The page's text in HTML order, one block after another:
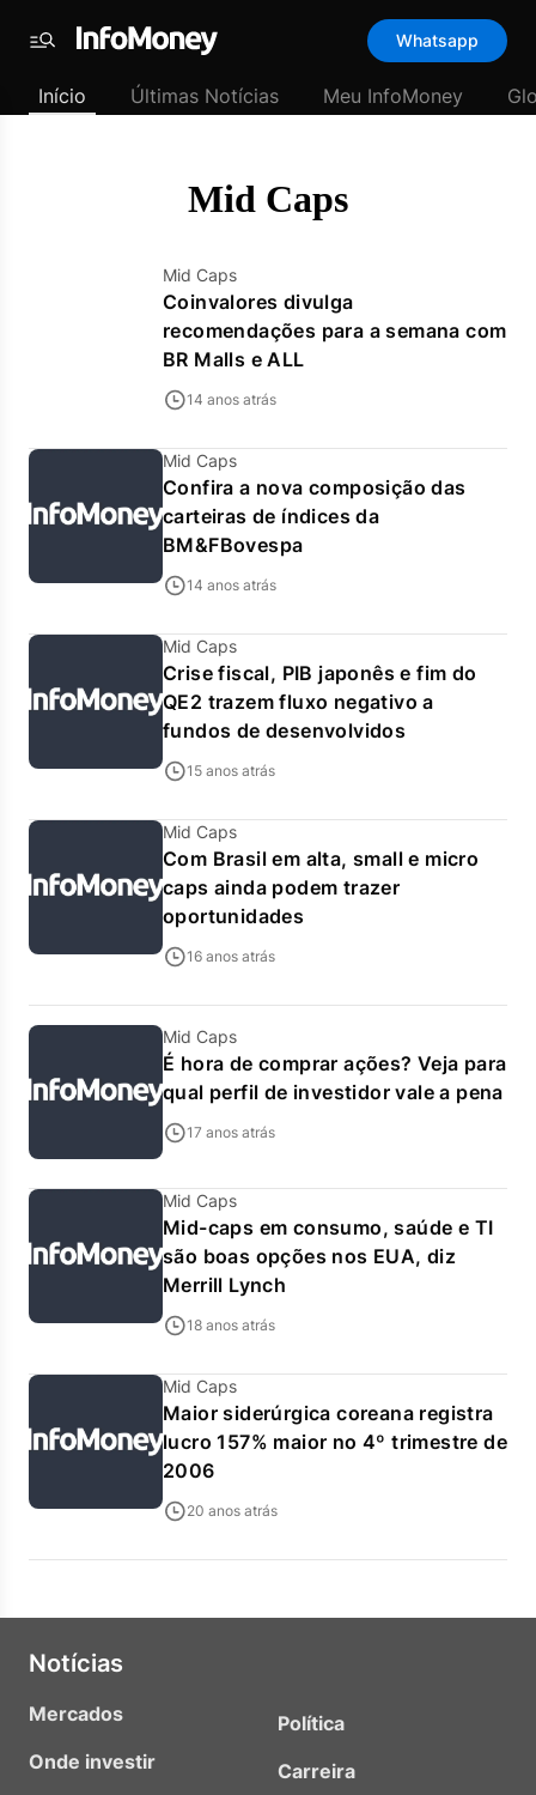
padrão
Últimas
Menu
Whatsapp
Início Últimas Notícias Meu InfoMoney
Mid Caps
Mid Caps
Coinvalores divulga
recomendações para a semana com
BR Malls e ALL
14 anos atrás
Mid Caps
Confira a nova composição das
carteiras de índices da
BM&FBovespa
14 anos atrás
Mid Caps
Crise fiscal, PIB japonês e fim do
QE2 trazem fluxo negativo a
fundos de desenvolvidos
15 anos atrás
Mid Caps
Com Brasil em alta, small e micro
caps ainda podem trazer
oportunidades
16 anos atrás
Mid Caps
É hora de comprar ações? Veja para
qual perfil de investidor vale a pena
17 anos atrás
Mid Caps
Mid-caps em consumo, saúde e TI
são boas opções nos EUA, diz
Merrill Lynch
18 anos atrás
Mid Caps
Maior siderúrgica coreana registra
lucro 157% maior no 4º trimestre de
2006
20 anos atrás
Notícias
Mercados
Onde investir
Política
Carreira